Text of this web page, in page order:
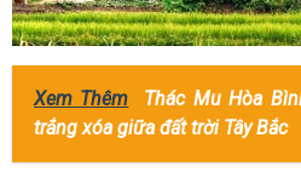
Xem Thêm
Thác Mu Hòa
trắng xóa giữa đất trời Tây Bắc